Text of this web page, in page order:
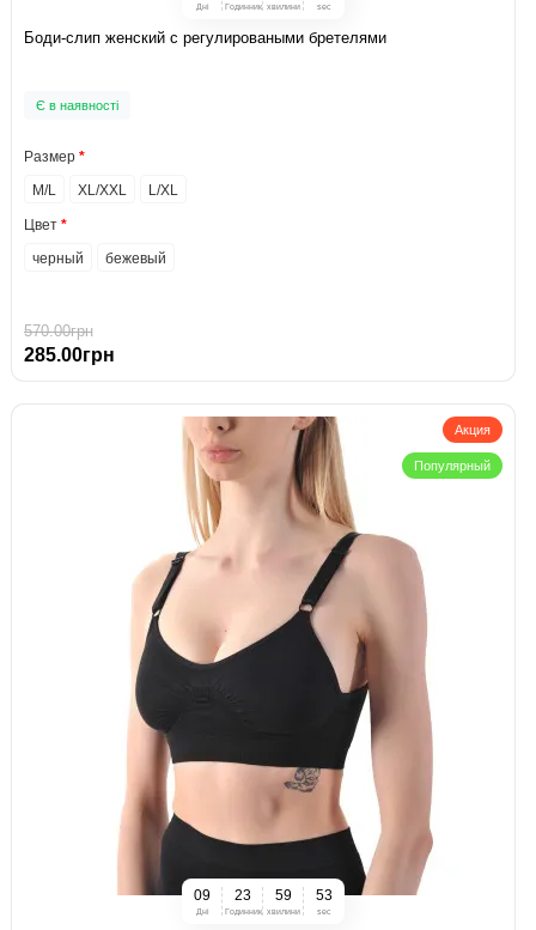
Дні Годинник хвилини sec
Боди-слип женский с регулироваными бретелями
Є в наявності
Размер
M/L
XL/XXL L/XL
Цвет
черный
бежевый
570.00грн
285.00грн
Акция
Популярный
09
Дні
23
Годинник
59
хвилини
52
sec